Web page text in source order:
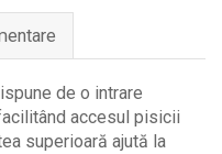
de o intrare
accesul pisicii
superioară ajută la